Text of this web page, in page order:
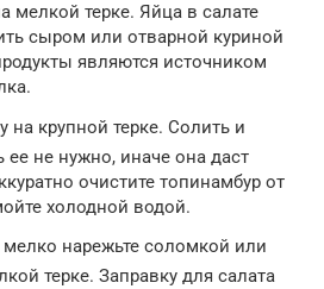
мелкой терке. Яйца в салате
сыром или отварной куриной
являются источником
на крупной терке. Солить и
ее не нужно, иначе она даст
очистите топинамбур от
холодной водой.
мелко нарежьте соломкой или
терке. Заправку для салата